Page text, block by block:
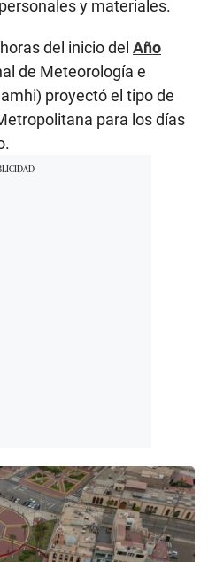
y materiales.
del inicio del Año
de Meteorología e
proyectó el tipo de
para los días